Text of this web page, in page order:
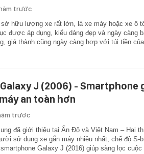
trước
sở hữu lượng xe rất lớn, là xe máy hoặc xe ô
được áp dụng, kiểu dáng đẹp và ngày càng
giá thành cũng ngày càng hợp với túi tiền
J (2006) - Smartphone
an toàn hơn
trước
đã giới thiệu tại Ấn Độ và Việt Nam – Hai
sử dụng xe gắn máy nhiều nhất, chế độ S-
Galaxy J (2016) giúp sàng lọc cuộc